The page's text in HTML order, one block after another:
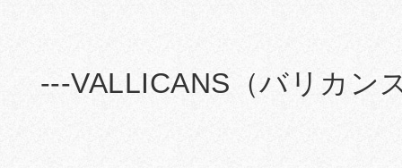
---VALLICANS（バリカン